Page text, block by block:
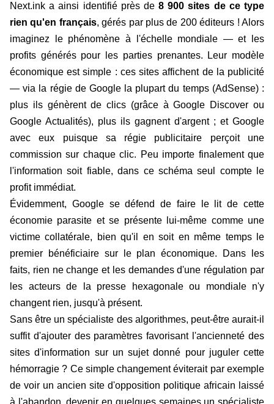
Next.ink a ainsi identifié près de8 900 sites de ce type
rien qu'en français, gérés par plus de 200 éditeurs ! Alors
imaginez le phénomène à l'échelle mondiale — et les
profits générés pour les parties prenantes. Leur modèle
économique est simple : ces sites affichent de la publicité
— via la régie de Google la plupart du temps (AdSense) :
plus ils génèrent de clics (grâce à Google Discover ou
Google Actualités), plus ils gagnent d'argent ; et Google
avec eux puisque sa régie publicitaire perçoit une
commission sur chaque clic. Peu importe finalement que
l'information soit fiable, dans ce schéma seul compte le
profit immédiat.
Évidemment, Google se défend de faire le lit de cette
économie parasite et se présente lui-même comme une
victime collatérale, bien qu'il en soit en même temps le
premier bénéficiaire sur le plan économique. Dans les
faits, rien ne change et les demandes d'une régulation par
les acteurs de la presse hexagonale ou mondiale n'y
changent rien, jusqu'à présent.
Sans être un spécialiste des algorithmes, peut-être aurait-il
suffit d'ajouter des paramètres favorisant l'ancienneté des
sites d'information sur un sujet donné pour juguler cette
hémorragie ? Ce simple changement éviterait par exemple
de voir un ancien site d'opposition politique africain laissé